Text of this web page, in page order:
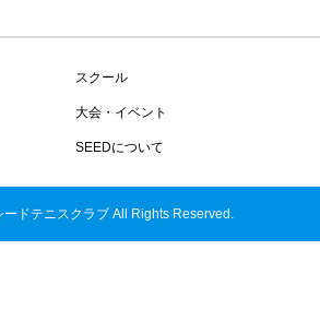
スクール
大会・イベント
SEEDについて
ドテニスクラブ All Rights Reserved.